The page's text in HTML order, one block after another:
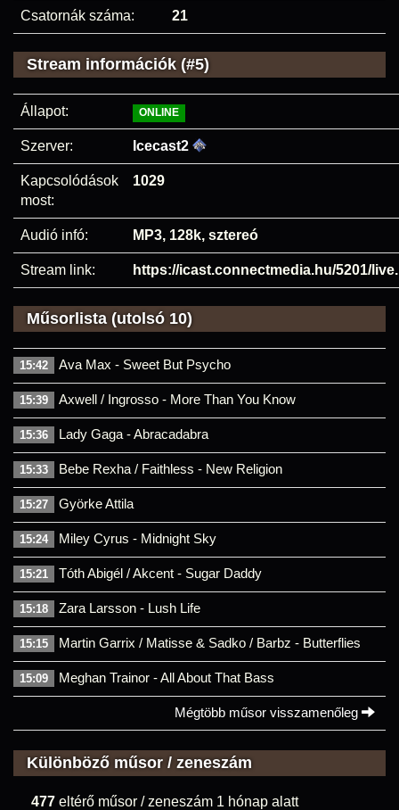
Csatornák száma: 21
Stream információk (#5)
Állapot: ONLINE
Szerver: Icecast2
Kapcsolódások
most:
1029
Audió infó: MP3, 128k, sztereó
Stream link: https://icast.connectmedia.hu/5201/
Műsorlista (utolsó 10)
15:42 Ava Max - Sweet But Psycho
15:39 Axwell / Ingrosso - More Than You Know
15:36 Lady Gaga - Abracadabra
15:33 Bebe Rexha / Faithless - New Religion
15:27 Györke Attila
15:24 Miley Cyrus - Midnight Sky
15:21 Tóth Abigél / Akcent - Sugar Daddy
15:18 Zara Larsson - Lush Life
15:15 Martin Garrix / Matisse & Sadko / Barbz - Butterflies
15:09 Meghan Trainor - All About That Bass
Mégtöbb műsor visszamenőleg
Különböző műsor / zeneszám
477 eltérő műsor / zeneszám 1 hónap alatt